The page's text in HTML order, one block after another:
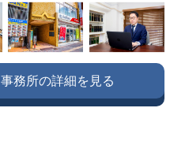
事務所の詳細を見る